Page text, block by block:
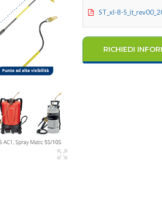
ST_xl-8-
RICHIEDI